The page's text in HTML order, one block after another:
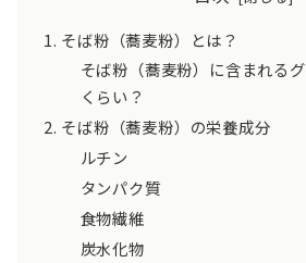
そば粉（蕎麦粉）とは？
そば粉（蕎麦粉）に含まれる
くらい？
そば粉（蕎麦粉）の栄養成分
ルチン
タンパク質
食物繊維
炭水化物